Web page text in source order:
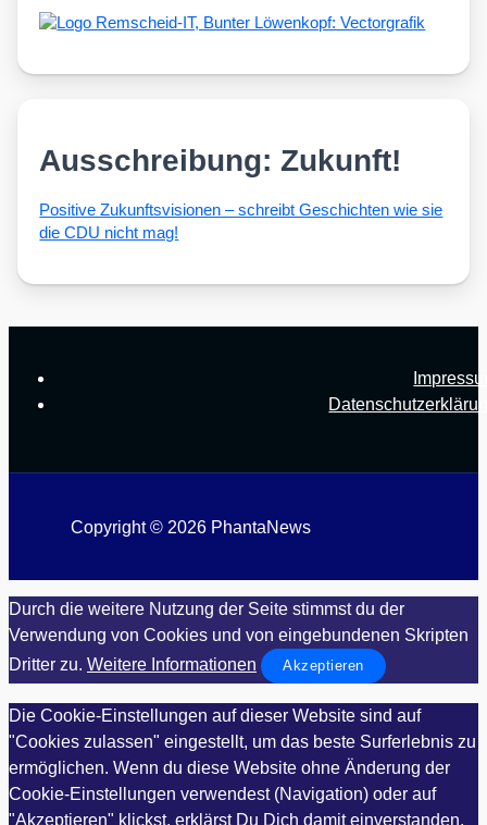
Ausschreibung: Zukunft!
Posi­ti­ve Zukunfts­vi­sio­nen – schreibt Geschich­ten wie sie
die CDU nicht mag!
Copyright © 2026 PhantaNews
Durch die weitere Nutzung der Seite stimmst du der
Verwendung von Cookies und von eingebundenen Skripten
Dritter zu. Weitere Informationen Akzeptieren
Die Cookie-Einstellungen auf dieser Website sind auf
"Cookies zulassen" eingestellt, um das beste Surferlebnis zu
ermöglichen. Wenn du diese Website ohne Änderung der
Cookie-Einstellungen verwendest (Navigation) oder auf
"Akzeptieren" klickst, erklärst Du Dich damit einverstanden.